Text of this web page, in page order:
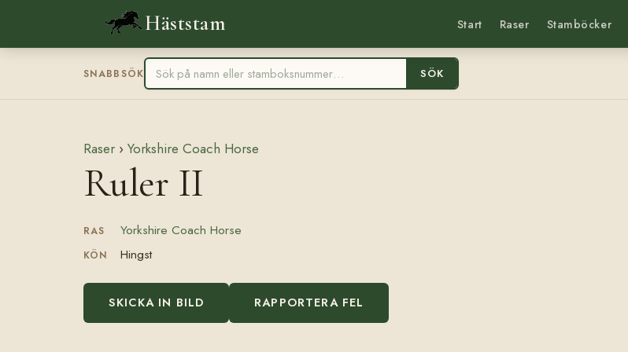
Häststam Start Raser Stamböcker
SNABBSÖK SÖK
Raser › Yorkshire Coach Horse
Ruler II
RAS Yorkshire Coach Horse
KÖN Hingst
SKICKA IN BILD RAPPORTERA FEL